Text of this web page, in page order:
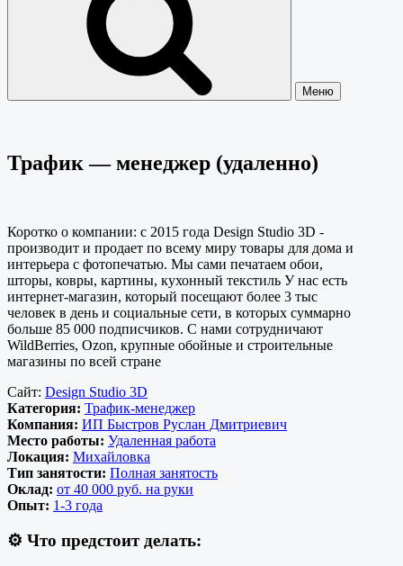
Меню
Трафик — менеджер (удаленно)
Коротко о компании: с 2015 года Design Studio 3D -
производит и продает по всему миру товары для дома и
интерьера с фотопечатью. Мы сами печатаем обои,
шторы, ковры, картины, кухонный текстиль У нас есть
интернет-магазин, который посещают более 3 тыс
человек в день и социальные сети, в которых суммарно
больше 85 000 подписчиков. С нами сотрудничают
WildBerries, Ozon, крупные обойные и строительные
магазины по всей стране
Сайт: Design Studio 3D
Категория: Трафик-менеджер
Компания: ИП Быстров Руслан Дмитриевич
Место работы: Удаленная работа
Локация: Михайловка
Тип занятости: Полная занятость
Оклад: от 40 000 руб. на руки
Опыт: 1-3 года
⚙️ Что предстоит делать: